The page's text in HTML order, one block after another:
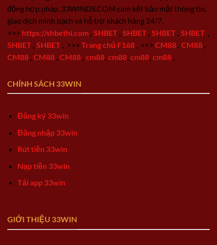
động hợp pháp, 33WINDS.COM cam kết bảo mật thông tin,
giao dịch minh bạch và hỗ trợ khách hàng 24/7.
>>> https://shbethi.com SHBET SHBET SHBET SHBET
SHBET SHBET >>> Trang chủ F168 >>> CM88 CM88
CM88 CM88 CM88 cm88 cm88 cm88 cm88
CHÍNH SÁCH 33WIN
Đăng ký 33win
Đăng nhập 33win
Rút tiền 33win
Nạp tiền 33win
Tải app 33win
GIỚI THIỆU 33WIN